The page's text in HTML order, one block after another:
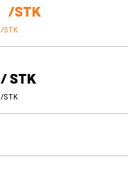
/STK
/STK
/STK
/STK